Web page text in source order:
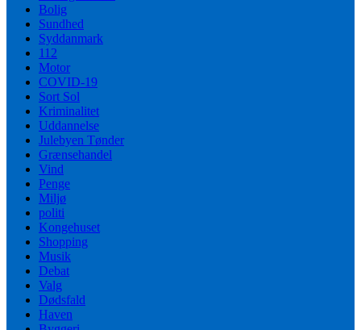
Bolig
Sundhed
Syddanmark
112
Motor
COVID-19
Sort Sol
Kriminalitet
Uddannelse
Julebyen Tønder
Grænsehandel
Vind
Penge
Miljø
politi
Kongehuset
Shopping
Musik
Debat
Valg
Dødsfald
Haven